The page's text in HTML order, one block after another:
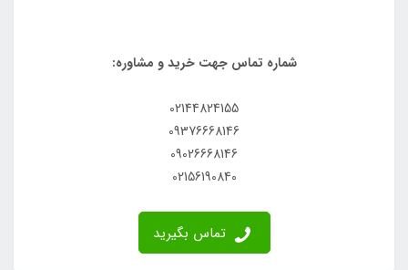
شماره تماس جهت خرید و مشاوره:
02144824155
09376668146
09026668146
02156190840
تماس بگیرید